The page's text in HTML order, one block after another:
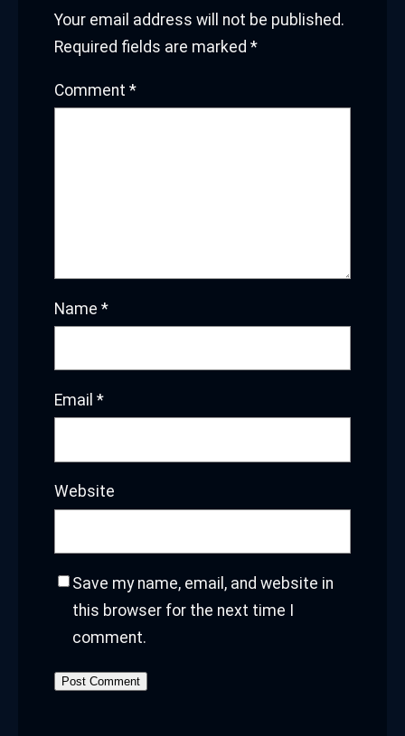
Your email address will not be published.
Required fields are marked *
Comment *
Name *
Email *
Website
Save my name, email, and website in
this browser for the next time I
comment.